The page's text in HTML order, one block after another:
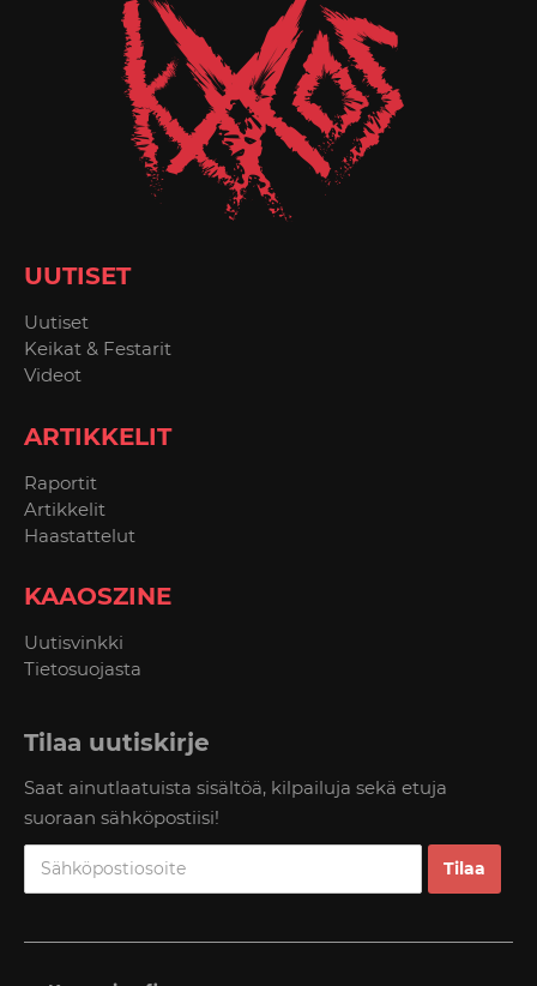
UUTISET
Uutiset
Keikat & Festarit
Videot
ARTIKKELIT
Raportit
Artikkelit
Haastattelut
KAAOSZINE
Uutisvinkki
Tietosuojasta
Tilaa uutiskirje
Saat ainutlaatuista sisältöä, kilpailuja sekä etuja
suoraan sähköpostiisi!